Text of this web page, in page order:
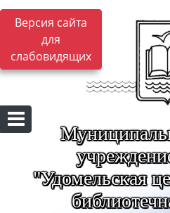
Версия сайта
для
слабовидящих
"Удомельская